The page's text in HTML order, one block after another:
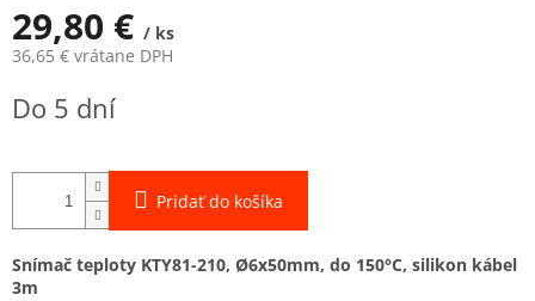
29,80 € / ks
36,65 € vrátane DPH
cena:
Do 5 dní
Pridať do košíka
Snímač teploty KTY81-210, Ø6x50mm, do 150°C, silikon kábel
3m